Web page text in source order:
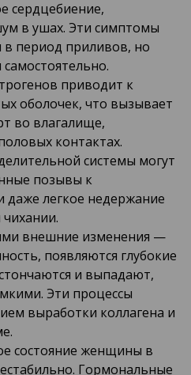
сердцебиение,
в ушах. Эти симптомы
период приливов, но
приводит к
оболочек, что вызывает
во влагалище,
контактах.
системы могут
позывы к
даже легкое недержание
внешние изменения —
появляются глубокие
и выпадают,
Эти процессы
выработки коллагена и
состояние женщины в
Гормональные